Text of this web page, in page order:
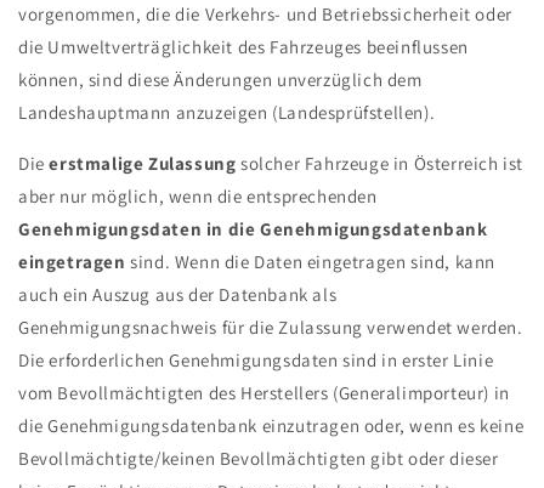
vorgenommen, die die Verkehrs- und Betriebssicherheit oder
die Umweltverträglichkeit des Fahrzeuges beeinflussen
können, sind diese Änderungen unverzüglich dem
Landeshauptmann anzuzeigen (Landesprüfstellen).
Dieerstmalige Zulassung solcher Fahrzeuge in Österreich ist
aber nur möglich, wenn die entsprechenden
Genehmigungsdaten in die Genehmigungsdatenbank
eingetragen sind. Wenn die Daten eingetragen sind, kann
auch ein Auszug aus der Datenbank als
Genehmigungsnachweis für die Zulassung verwendet werden.
Die erforderlichen Genehmigungsdaten sind in erster Linie
vom Bevollmächtigten des Herstellers (Generalimporteur) in
die Genehmigungsdatenbank einzutragen oder, wenn es keine
Bevollmächtigte/keinen Bevollmächtigten gibt oder dieser